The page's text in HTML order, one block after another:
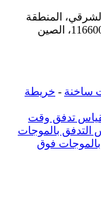
تشنغبنغ الشرقي، المنطقة
ساخنة - خريطة
تدفق وقت
التدفق بالموجات
فوق